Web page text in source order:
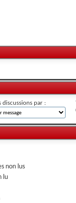
discussions par :
non lus
lu